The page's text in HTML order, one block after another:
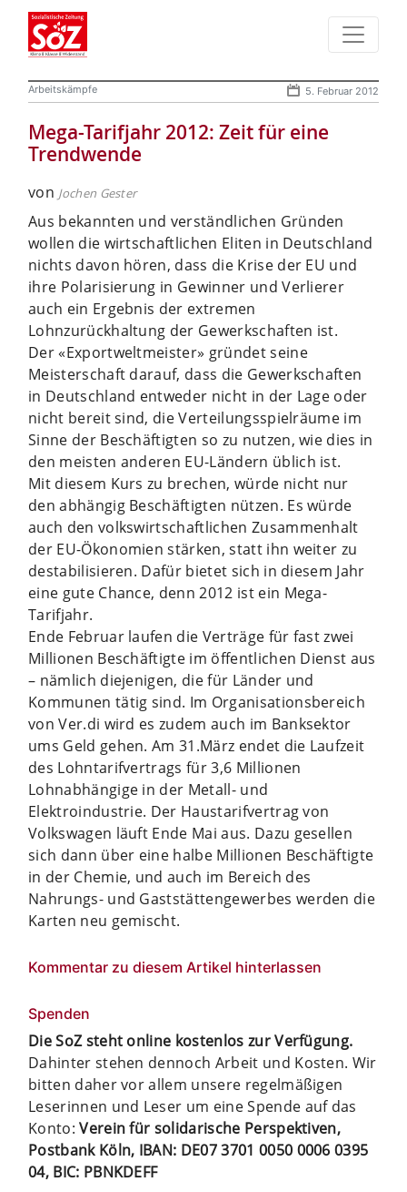
Arbeitskämpfe 5. Februar 2012
Mega-Tarifjahr 2012: Zeit für eine
Trendwende
von Jochen Gester
Aus bekannten und verständlichen Gründen
wollen die wirtschaftlichen Eliten in Deutschland
nichts davon hören, dass die Krise der EU und
ihre Polarisierung in Gewinner und Verlierer
auch ein Ergebnis der extremen
Lohnzurückhaltung der Gewerkschaften ist.
Der «Exportweltmeister» gründet seine
Meisterschaft darauf, dass die Gewerkschaften
in Deutschland entweder nicht in der Lage oder
nicht bereit sind, die Verteilungsspielräume im
Sinne der Beschäftigten so zu nutzen, wie dies in
den meisten anderen EU-Ländern üblich ist.
Mit diesem Kurs zu brechen, würde nicht nur
den abhängig Beschäftigten nützen. Es würde
auch den volkswirtschaftlichen Zusammenhalt
der EU-Ökonomien stärken, statt ihn weiter zu
destabilisieren. Dafür bietet sich in diesem Jahr
eine gute Chance, denn 2012 ist ein Mega-
Tarifjahr.
Ende Februar laufen die Verträge für fast zwei
Millionen Beschäftigte im öffentlichen Dienst aus
– nämlich diejenigen, die für Länder und
Kommunen tätig sind. Im Organisationsbereich
von Ver.di wird es zudem auch im Banksektor
ums Geld gehen. Am 31.März endet die Laufzeit
des Lohntarifvertrags für 3,6 Millionen
Lohnabhängige in der Metall- und
Elektroindustrie. Der Haustarifvertrag von
Volkswagen läuft Ende Mai aus. Dazu gesellen
sich dann über eine halbe Millionen Beschäftigte
in der Chemie, und auch im Bereich des
Nahrungs- und Gaststättengewerbes werden die
Karten neu gemischt.
Kommentar zu diesem Artikel hinterlassen
Spenden
Die SoZ steht online kostenlos zur Verfügung.
Dahinter stehen dennoch Arbeit und Kosten. Wir
bitten daher vor allem unsere regelmäßigen
Leserinnen und Leser um eine Spende auf das
Konto:Verein für solidarische Perspektiven,
Postbank Köln, IBAN: DE07 3701 0050 0006 0395
04, BIC: PBNKDEFF